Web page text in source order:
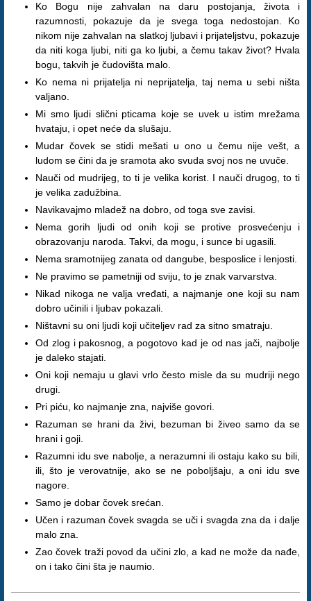
Ko Bogu nije zahvalan na daru postojanja, života i
razumnosti, pokazuje da je svega toga nedostojan. Ko
nikom nije zahvalan na slatkoj ljubavi i prijateljstvu, pokazuje
da niti koga ljubi, niti ga ko ljubi, a čemu takav život? Hvala
bogu, takvih je čudovišta malo.
Ko nema ni prijatelja ni neprijatelja, taj nema u sebi ništa
valjano.
Mi smo ljudi slični pticama koje se uvek u istim mrežama
hvataju, i opet neće da slušaju.
Mudar čovek se stidi mešati u ono u čemu nije vešt, a
ludom se čini da je sramota ako svuda svoj nos ne uvuče.
Nauči od mudrijeg, to ti je velika korist. I nauči drugog, to ti
je velika zadužbina.
Navikavajmo mladež na dobro, od toga sve zavisi.
Nema gorih ljudi od onih koji se protive prosvećenju i
obrazovanju naroda. Takvi, da mogu, i sunce bi ugasili.
Nema sramotnijeg zanata od dangube, besposlice i lenjosti.
Ne pravimo se pametniji od sviju, to je znak varvarstva.
Nikad nikoga ne valja vređati, a najmanje one koji su nam
dobro učinili i ljubav pokazali.
Ništavni su oni ljudi koji učiteljev rad za sitno smatraju.
Od zlog i pakosnog, a pogotovo kad je od nas jači, najbolje
je daleko stajati.
Oni koji nemaju u glavi vrlo često misle da su mudriji nego
drugi.
Pri piću, ko najmanje zna, najviše govori.
Razuman se hrani da živi, bezuman bi živeo samo da se
hrani i goji.
Razumni idu sve nabolje, a nerazumni ili ostaju kako su bili,
ili, što je verovatnije, ako se ne poboljšaju, a oni idu sve
nagore.
Samo je dobar čovek srećan.
Učen i razuman čovek svagda se uči i svagda zna da i dalje
malo zna.
Zao čovek traži povod da učini zlo, a kad ne može da nađe,
on i tako čini šta je naumio.